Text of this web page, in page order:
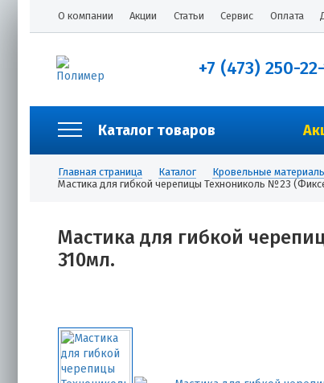
О компании Акции Статьи Сервис Оплата
+7 (473) 250-
Каталог товаров
Главная страница Каталог Кровельные
Мастика для гибкой черепицы Технониколь №23
Мастика для гибкой
310мл.